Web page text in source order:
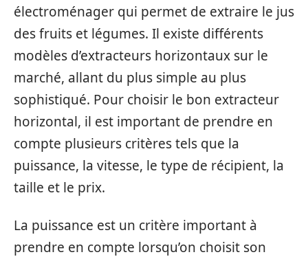
électroménager qui permet de extraire le jus
des fruits et légumes. Il existe différents
modèles d’extracteurs horizontaux sur le
marché, allant du plus simple au plus
sophistiqué. Pour choisir le bon extracteur
horizontal, il est important de prendre en
compte plusieurs critères tels que la
puissance, la vitesse, le type de récipient, la
taille et le prix.
La puissance est un critère important à
prendre en compte lorsqu’on choisit son